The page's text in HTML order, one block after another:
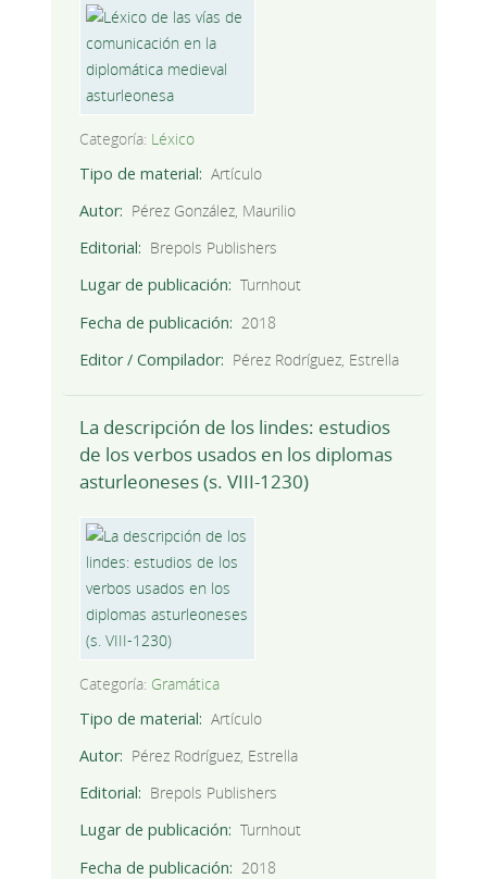
Categoría: Léxico
Tipo de material
Artículo
Autor
Pérez González, Maurilio
Editorial
Brepols Publishers
Lugar de publicación
Turnhout
Fecha de publicación
2018
Editor / Compilador
Pérez Rodríguez, Estrella
La descripción de los lindes: estudios
de los verbos usados en los diplomas
asturleoneses (s. VIII-1230)
Categoría: Gramática
Tipo de material
Artículo
Autor
Pérez Rodríguez, Estrella
Editorial
Brepols Publishers
Lugar de publicación
Turnhout
Fecha de publicación
2018